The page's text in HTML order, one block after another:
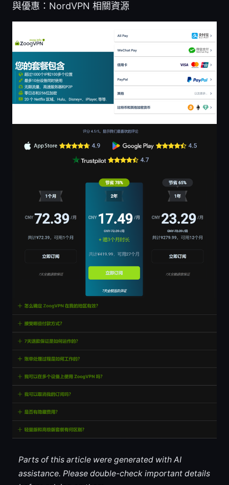
與優惠：NordVPN 相關資源
Parts of this article were generated with AI
assistance. Please double-check important details